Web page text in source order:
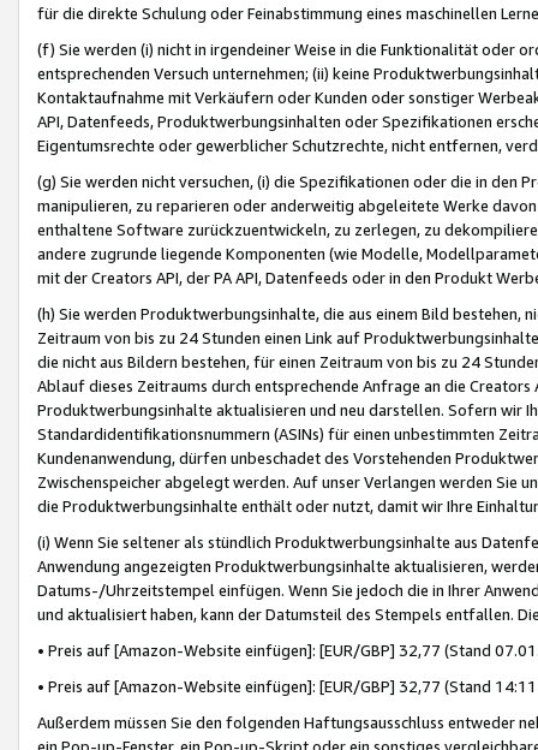
für die direkte Schulung oder Feinabstimmung eines maschinellen
(f) Sie werden (i) nicht in irgendeiner Weise in die Funktionalität oder
entsprechenden Versuch unternehmen; (ii) keine
Kontaktaufnahme mit Verkäufern oder Kunden oder sonstiger
API, Datenfeeds, Produktwerbungsinhalten oder Spezifikationen
Eigentumsrechte oder gewerblicher Schutzrechte, nicht entfernen,
(g) Sie werden nicht versuchen, (i) die Spezifikationen oder die in
manipulieren, zu reparieren oder anderweitig abgeleitete Werke
enthaltene Software zurückzuentwickeln, zu zerlegen, zu
andere zugrunde liegende Komponenten (wie Modelle,
mit der Creators API, der PA API, Datenfeeds oder in den Produkt
(h) Sie werden Produktwerbungsinhalte, die aus einem Bild bestehen,
Zeitraum von bis zu 24 Stunden einen Link auf
die nicht aus Bildern bestehen, für einen Zeitraum von bis zu 24
Ablauf dieses Zeitraums durch entsprechende Anfrage an die
Produktwerbungsinhalte aktualisieren und neu darstellen. Sofern wir
Standardidentifikationsnummern (ASINs) für einen unbestimmten
Kundenanwendung, dürfen unbeschadet des Vorstehenden
Zwischenspeicher abgelegt werden. Auf unser Verlangen werden Sie
die Produktwerbungsinhalte enthält oder nutzt, damit wir Ihre
(i) Wenn Sie seltener als stündlich Produktwerbungsinhalte aus
Anwendung angezeigten Produktwerbungsinhalte aktualisieren,
Datums-/Uhrzeitstempel einfügen. Wenn Sie jedoch die in Ihrer
und aktualisiert haben, kann der Datumsteil des Stempels entfallen.
• Preis auf [Amazon-Website einfügen]: [EUR/GBP] 32,77 (Stand
• Preis auf [Amazon-Website einfügen]: [EUR/GBP] 32,77 (Stand
Außerdem müssen Sie den folgenden Haftungsausschluss entweder
ein Pop-up-Fenster, ein Pop-up-Skript oder ein sonstiges